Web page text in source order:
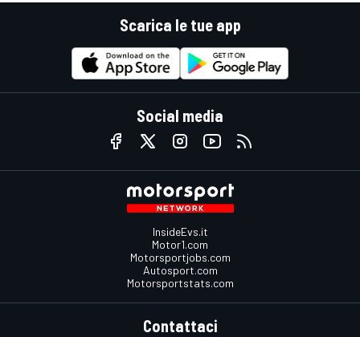
Scarica le tue app
Social media
InsideEvs.it
Motor1.com
Motorsportjobs.com
Autosport.com
Motorsportstats.com
Contattaci